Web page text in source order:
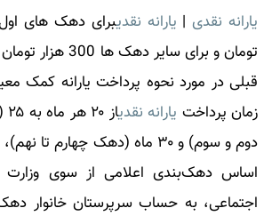
یارانه نقدی| یارانه نقدی
تومان و برای سایر
قبلی در مورد نحوه پرداخت یارانه کمک
زمان پرداخت یارانه نقدی
اساس دهک‌بندی اعلامی از سوی وزارت
اجتماعی، به حساب سرپرستان خانوار